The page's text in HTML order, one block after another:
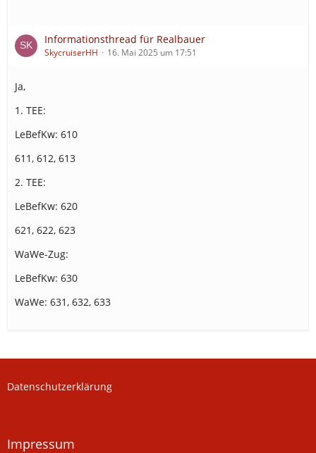
Informationsthread für Realbauer
SkycruiserHH 16. Mai 2025 um 17:51
Ja,
1. TEE:
LeBefKw: 610
611, 612, 613
2. TEE:
LeBefKw: 620
621, 622, 623
WaWe-Zug:
LeBefKw: 630
WaWe: 631, 632, 633
Datenschutzerklärung
Impressum